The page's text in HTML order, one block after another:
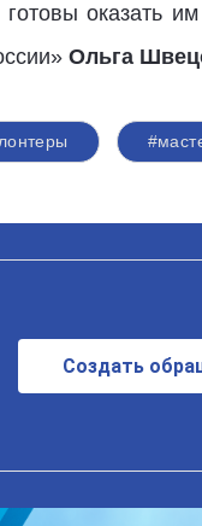
оказать
Ольга
Создать